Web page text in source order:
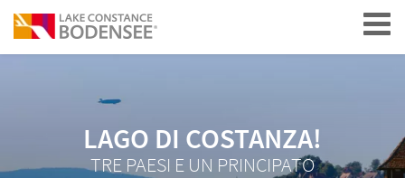
Navigation
LAGO DI COSTANZA!
TRE PAESI E UN PRINCIPATO